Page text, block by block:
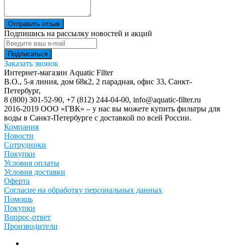
Отправить отзыв
Подпишись на рассылку новостей и акций
Заказать звонок
Интернет-магазин Aquatic Filter
В.О., 5-я линия, дом 68к2, 2 парадная, офис 33, Санкт-
Петербург,
8 (800) 301-52-90, +7 (812) 244-04-00, info@aquatic-filter.ru
2016-2019 ООО «ГВК» – у нас вы можете купить фильтры для
воды в Санкт-Петербурге с доставкой по всей России.
Компания
Новости
Сотрудники
Покупки
Условия оплаты
Условия доставки
Оферта
Согласие на обработку персональных данных
Помощь
Покупки
Вопрос-ответ
Производители